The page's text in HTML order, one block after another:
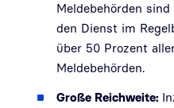
Meldebehörden
den Dienst im
über 50 Prozent
Meldebehörden.
Große Reichweite: